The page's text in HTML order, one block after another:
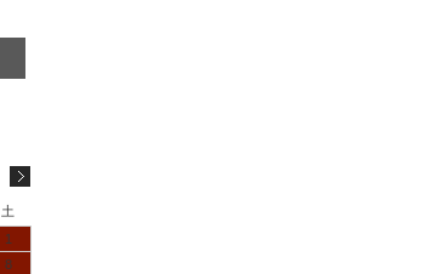
土
1
8